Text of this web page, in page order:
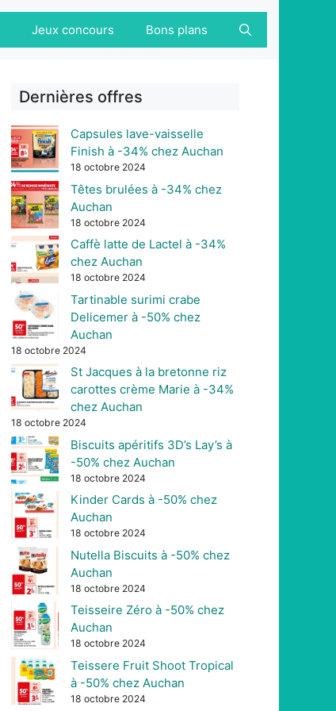
Jeux concours Bons plans
Dernières offres
Capsules lave-vaisselle
Finish à -34% chez Auchan
18 octobre 2024
Têtes brulées à -34% chez
Auchan
18 octobre 2024
Caffè latte de Lactel à -34%
chez Auchan
18 octobre 2024
Tartinable surimi crabe
Delicemer à -50% chez
Auchan
18 octobre 2024
St Jacques à la bretonne riz
carottes crème Marie à -34%
chez Auchan
18 octobre 2024
Biscuits apéritifs 3D’s Lay’s à
-50% chez Auchan
18 octobre 2024
Kinder Cards à -50% chez
Auchan
18 octobre 2024
Nutella Biscuits à -50% chez
Auchan
18 octobre 2024
Teisseire Zéro à -50% chez
Auchan
18 octobre 2024
Teissere Fruit Shoot Tropical
à -50% chez Auchan
18 octobre 2024